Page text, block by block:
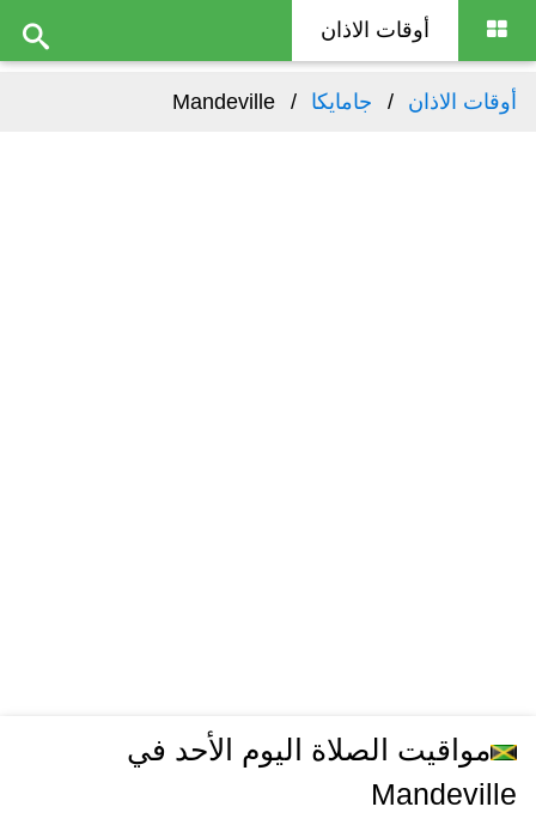
أوقات الاذان
أوقات الاذان جامايكا Mandeville
مواقيت الصلاة اليوم الأحد في
Mandeville